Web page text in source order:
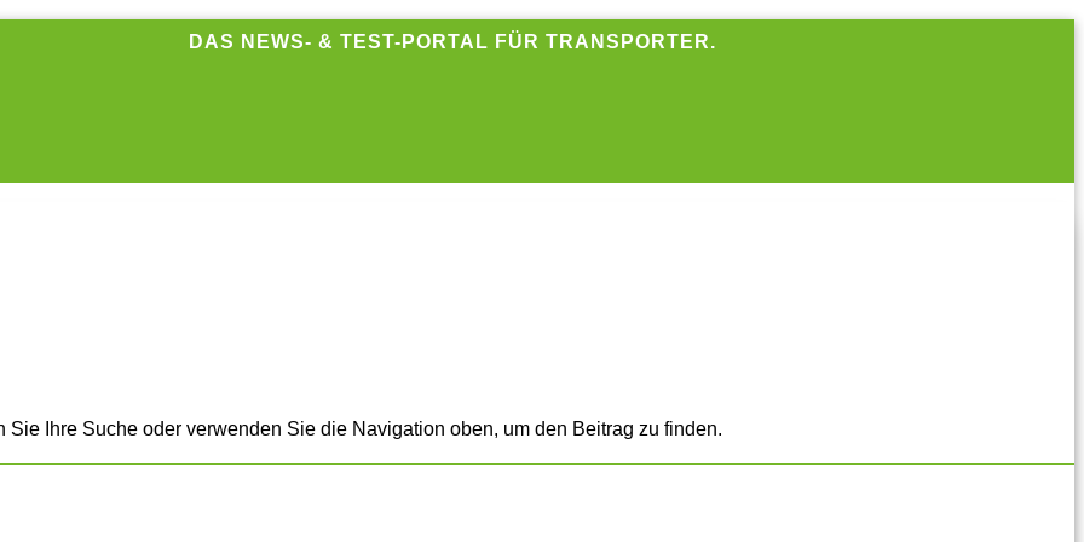
DAS NEWS- & TEST-PORTAL FÜR TRANSPORTER.
Ihre Suche oder verwenden Sie die Navigation oben, um den Beitrag zu finden.